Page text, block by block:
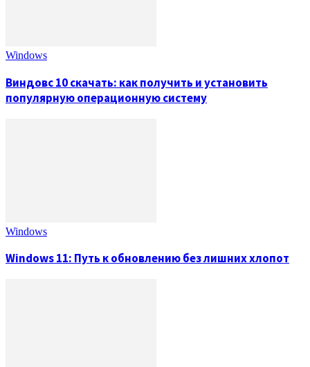
Windows
Виндовс 10 скачать: как получить и установить
популярную операционную систему
Windows
Windows 11: Путь к обновлению без лишних хлопот